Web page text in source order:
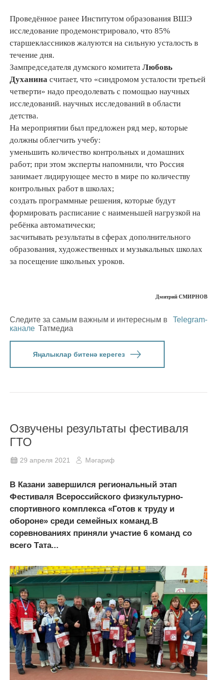
Проведённое ранее Институтом образования ВШЭ
исследование продемонстрировало, что 85%
старшеклассников жалуются на сильную усталость в
течение дня.
Зампредседателя думского комитета Любовь
Духанина считает, что «синдромом усталости третьей
четверти» надо преодолевать с помощью научных
исследований. научных исследований в области
детства.
На мероприятии был предложен ряд мер, которые
должны облегчить учебу:
уменьшить количество контрольных и домашних
работ; при этом эксперты напомнили, что Россия
занимает лидирующее место в мире по количеству
контрольных работ в школах;
создать программные решения, которые будут
формировать расписание с наименьшей нагрузкой на
ребёнка автоматически;
засчитывать результаты в сферах дополнительного
образования, художественных и музыкальных школах
за посещение школьных уроков.
Дмитрий СМИРНОВ
Следите за самым важным и интересным в
Telegram-
канале Татмедиа
Яңалыклар битенә керегез
Озвучены результаты фестиваля
ГТО
29 апреля 2021 Мәгариф
В Казани завершился региональный этап
Фестиваля Всероссийского физкультурно-
спортивного комплекса «Готов к труду и
обороне» среди семейных команд.В
соревнованиях приняли участие 6 команд со
всего Тата...